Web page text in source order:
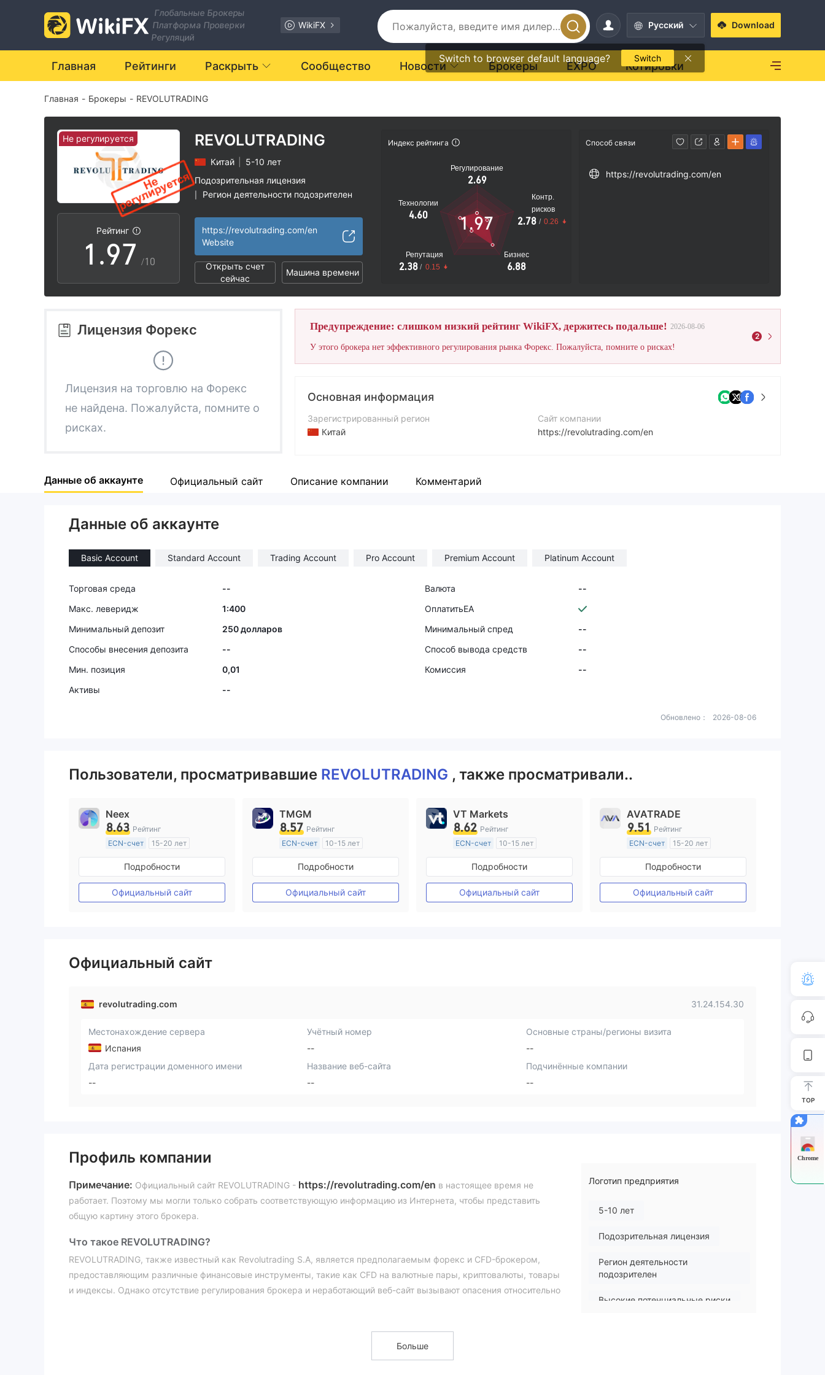
Глобальные Брокеры
Платформа Проверки
Регуляций
WikiFX Pусский
Switch to browser default language? Switch
Download
Главная Рейтинги Раскрыть Сообщество Новости Брокеры EXPO Котировки
Главная - Брокеры - REVOLUTRADING
Не регулируется
Рейтинг
0
1
2
3
5
6
7
8
9
.
3
4
5
6
7
8
9
1
2
3
4
5
6
7
8
9
/10
REVOLUTRADING
Китай
5-10 лет
Подозрительная лицензия
Регион деятельности подозрителен
https://revolutrading.com/en
Website
Открыть счет
сейчас
Машина времени
Индекс рейтинга
Регулирование
2.69
Технологии
4.60
Репутация
2.38 / 0.15
Бизнес
6.88
Контр.
рисков
2.78 / 0.26
1.97
Способ связи
https://revolutrading.com/en
Лицензия Форекс
Лицензия на торговлю на Форекс
не найдена. Пожалуйста, помните о
рисках.
Предупреждение: слишком низкий рейтинг WikiFX, держитесь подальше! 2026-08-06
У этого брокера нет эффективного регулирования рынка Форекс. Пожалуйста, помните о рисках!
2
Основная информация
Зарегистрированный регион
Китай
Компания
Сайт компании
https://revolutrading.com/en
Данные об аккаунте Официальный сайт Описание компании Комментарий
Данные об аккаунте
Basic Account Standard Account Trading Account Pro Account Premium Account Platinum Account
Торговая среда -- Валюта
--
Макс. леверидж
1:400
ОплатитьEA
Минимальный депозит
250 долларов Минимальный спред
--
Способы внесения депозита
-- Способ вывода средств
--
Мин. позиция
0,01 Комиссия
--
Активы
--
Обновлено： 2026-08-06
Пользователи, просматривавшие REVOLUTRADING , также просматривали..
Neex
8.63 Рейтинг
ECN-счет
15-20 лет
Регулирование в Австралия
Маркет-Мейкинг (MM)
Основной стандарт MT4
Подробности
Официальный сайт
TMGM
8.57 Рейтинг
ECN-счет
10-15 лет
Регулирование в Австралия
Маркет-Мейкинг (MM)
Основной стандарт MT4
Подробности
Официальный сайт
VT Markets
8.62 Рейтинг
ECN-счет
10-15 лет
Регулирование в Австралия
Маркет-Мейкинг (MM)
Основной стандарт MT4
Подробности
Официальный сайт
AVATRADE
9.51 Рейтинг
ECN-счет
15-20 лет
Регулирование в Австралия
Маркет-Мейкинг (MM)
Основной стандарт MT4
Подробности
Официальный сайт
Официальный сайт
revolutrading.com 31.24.154.30
Местонахождение сервера
Испания
Учётный номер
--
Основные страны/регионы визита
--
Дата регистрации доменного имени
--
Название веб-сайта
--
Подчинённые компании
--
Профиль компании
Примечание: Официальный сайт REVOLUTRADING - https://revolutrading.com/en в настоящее время не
работает. Поэтому мы могли только собрать соответствующую информацию из Интернета, чтобы представить
общую картину этого брокера.
Что такое REVOLUTRADING?
REVOLUTRADING, также известный как Revolutrading S.A, является предполагаемым форекс и CFD-брокером,
предоставляющим различные финансовые инструменты, такие как CFD на валютные пары, криптовалюты, товары
и индексы. Однако отсутствие регулирования брокера и неработающий веб-сайт вызывают опасения относительно
идей. В конце статьи мы предоставим краткое резюме, которое подчеркнет особенности брокера для ясного
Логотип предприятия
5-10 лет
Подозрительная лицензия
Регион деятельности
подозрителен
Высокие потенциальные риски
Больше
TOP
Chrome